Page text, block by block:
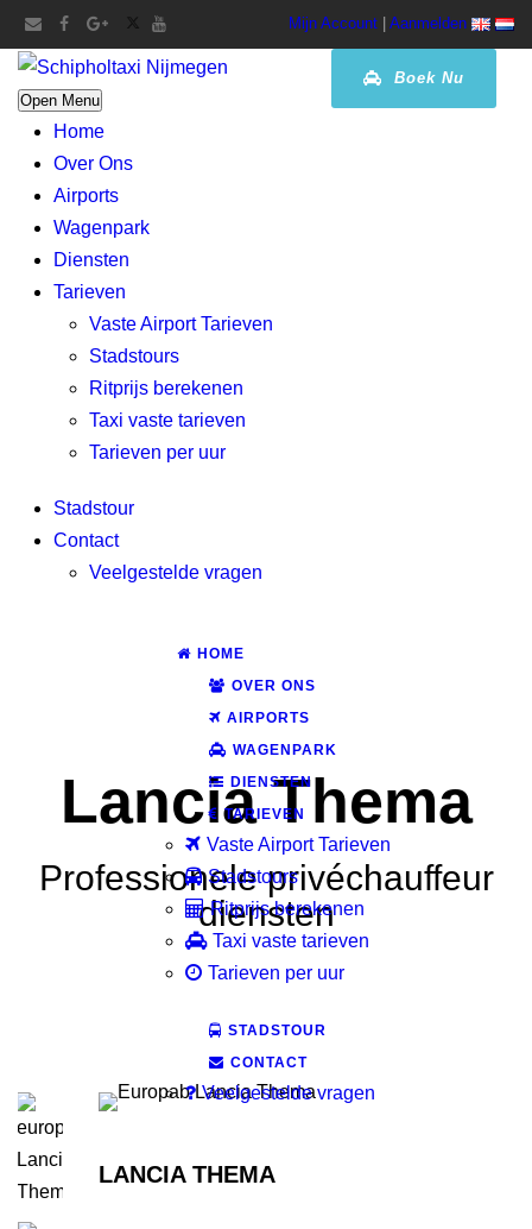
Mijn Account Aanmelden
Open Menu
Home
Over Ons
Airports
Wagenpark
Diensten
Tarieven
Vaste Airport Tarieven
Stadstours
Ritprijs berekenen
Taxi vaste tarieven
Tarieven per uur
Stadstour
Contact
Veelgestelde vragen
Boek Nu
HOME
OVER ONS
AIRPORTS
WAGENPARK
DIENSTEN
TARIEVEN
Vaste Airport Tarieven
Stadstours
Ritprijs berekenen
Taxi vaste tarieven
Tarieven per uur
STADSTOUR
CONTACT
Veelgestelde vragen
Lancia Thema
Professionele privéchauffeur
diensten
LANCIA THEMA